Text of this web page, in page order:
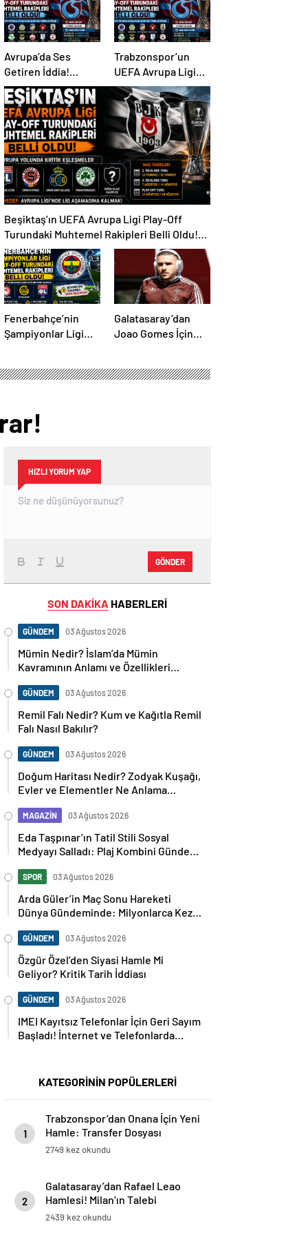
Avrupa’da Ses
Getiren İddia!
Mohamed Salah İçin
Trabzonspor
Sürprizi
Trabzonspor’un
UEFA Avrupa Ligi
Play-Off Turundaki
Muhtemel Rakipleri
Belli Oldu!
Beşiktaş’ın UEFA Avrupa Ligi Play-Off
Turundaki Muhtemel Rakipleri Belli Oldu!
Avrupa Yolunda Kritik Eşleşmeler
Fenerbahçe’nin
Şampiyonlar Ligi
Belli Oldu!
Galatasaray’dan
Joao Gomes İçin
Bütçe Gündemde
HIZLI YORUM YAP
GÖNDER
SON DAKİKA HABERLERİ
GÜNDEM 03 Ağustos 2026
Mümin Nedir? İslam’da Mümin
Kavramının Anlamı ve Özellikleri
GÜNDEM 03 Ağustos 2026
Remil Falı Nedir? Kum ve Kağıtla Remil
Falı Nasıl Bakılır?
GÜNDEM 03 Ağustos 2026
Doğum Haritası Nedir? Zodyak Kuşağı,
Evler ve Elementler Ne Anlama
MAGAZİN 03 Ağustos 2026
Eda Taşpınar’ın Tatil Stili Sosyal
Medyayı Salladı: Plaj Kombini Gündem
SPOR 03 Ağustos 2026
Arda Güler’in Maç Sonu Hareketi
Dünya Gündeminde: Milyonlarca Kez
GÜNDEM 03 Ağustos 2026
Özgür Özel’den Siyasi Hamle Mi
Geliyor? Kritik Tarih İddiası
GÜNDEM 03 Ağustos 2026
IMEI Kayıtsız Telefonlar İçin Geri Sayım
Başladı! İnternet ve Telefonlarda
KATEGORİNİN POPÜLERLERİ
1
Trabzonspor’dan Onana İçin Yeni
Hamle: Transfer Dosyası
Yeniden Açıldı
2749 kez okundu
2
Galatasaray’dan Rafael Leao
Hamlesi! Milan’ın Talebi
Transferde Dengeleri Değiştirdi
2439 kez okundu